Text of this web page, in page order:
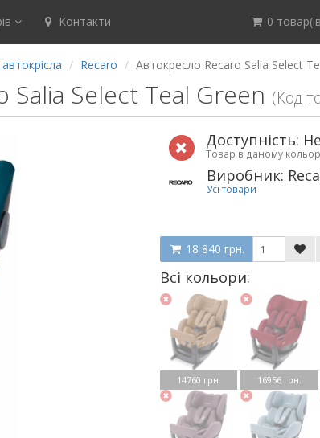
Контакти 0
Recaro Автокресло Recaro Salia Select
Salia Select Teal Green (Код
Доступність:
Товар в даному
Виробник:
Усі товари
18 840 грн.
Всі кольори:
14760 грн. 16956 грн.